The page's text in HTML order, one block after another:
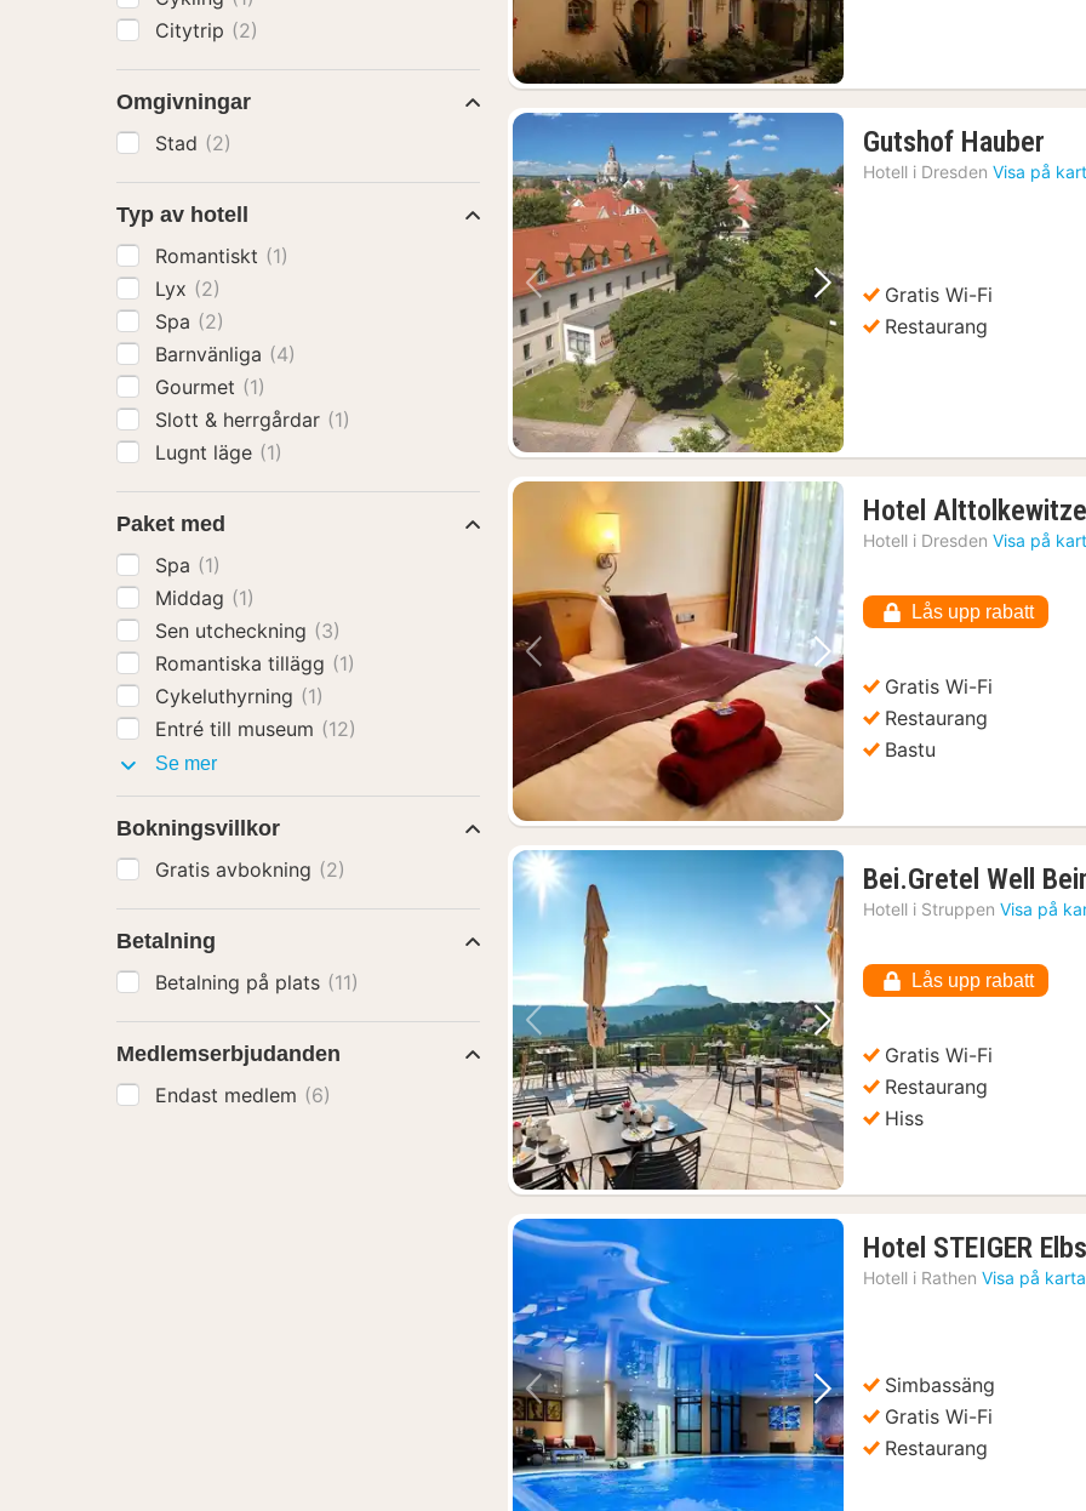
Föregående bild Nästa bild
Gutshof Hauber
Hotell i Dresden Visa på
Gratis Wi-Fi
Restaurang
Föregående bild Nästa bild
Hotel
Hotell i Dresden Visa på
Lås upp rabatt
Gratis Wi-Fi
Restaurang
Bastu
Föregående bild Nästa bild
Bei.Gretel Well
Hotell i Struppen Visa på
Lås upp rabatt
Gratis Wi-Fi
Restaurang
Hiss
Föregående bild Nästa bild
Hotel STEIGER
Hotell i Rathen Visa på
Simbassäng
Gratis Wi-Fi
Restaurang
Citytrip (2)
Omgivningar
Stad (2)
Typ av hotell
Romantiskt (1)
Lyx (2)
Spa (2)
Barnvänliga (4)
Gourmet (1)
Slott & herrgårdar (1)
Lugnt läge (1)
Paket med
Spa (1)
Middag (1)
Sen utcheckning (3)
Romantiska tillägg (1)
Cykeluthyrning (1)
Entré till museum (12)
Se merPaket
Bokningsvillkor
Gratis avbokning (2)
Betalning
Betalning på plats (11)
Medlemserbjudanden
Endast medlem (6)